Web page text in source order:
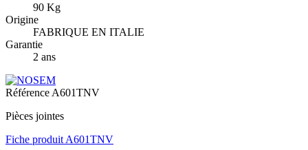
90 Kg
Origine
FABRIQUE EN ITALIE
Garantie
2 ans
Référence A601TNV
Pièces jointes
Fiche produit A601TNV